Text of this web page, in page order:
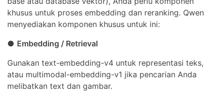
khusus untuk proses embedding dan reranking. Qwen
menyediakan komponen khusus untuk ini:
● Embedding / Retrieval
Gunakan text-embedding-v4 untuk representasi teks,
atau multimodal-embedding-v1 jika pencarian Anda
melibatkan text dan gambar.